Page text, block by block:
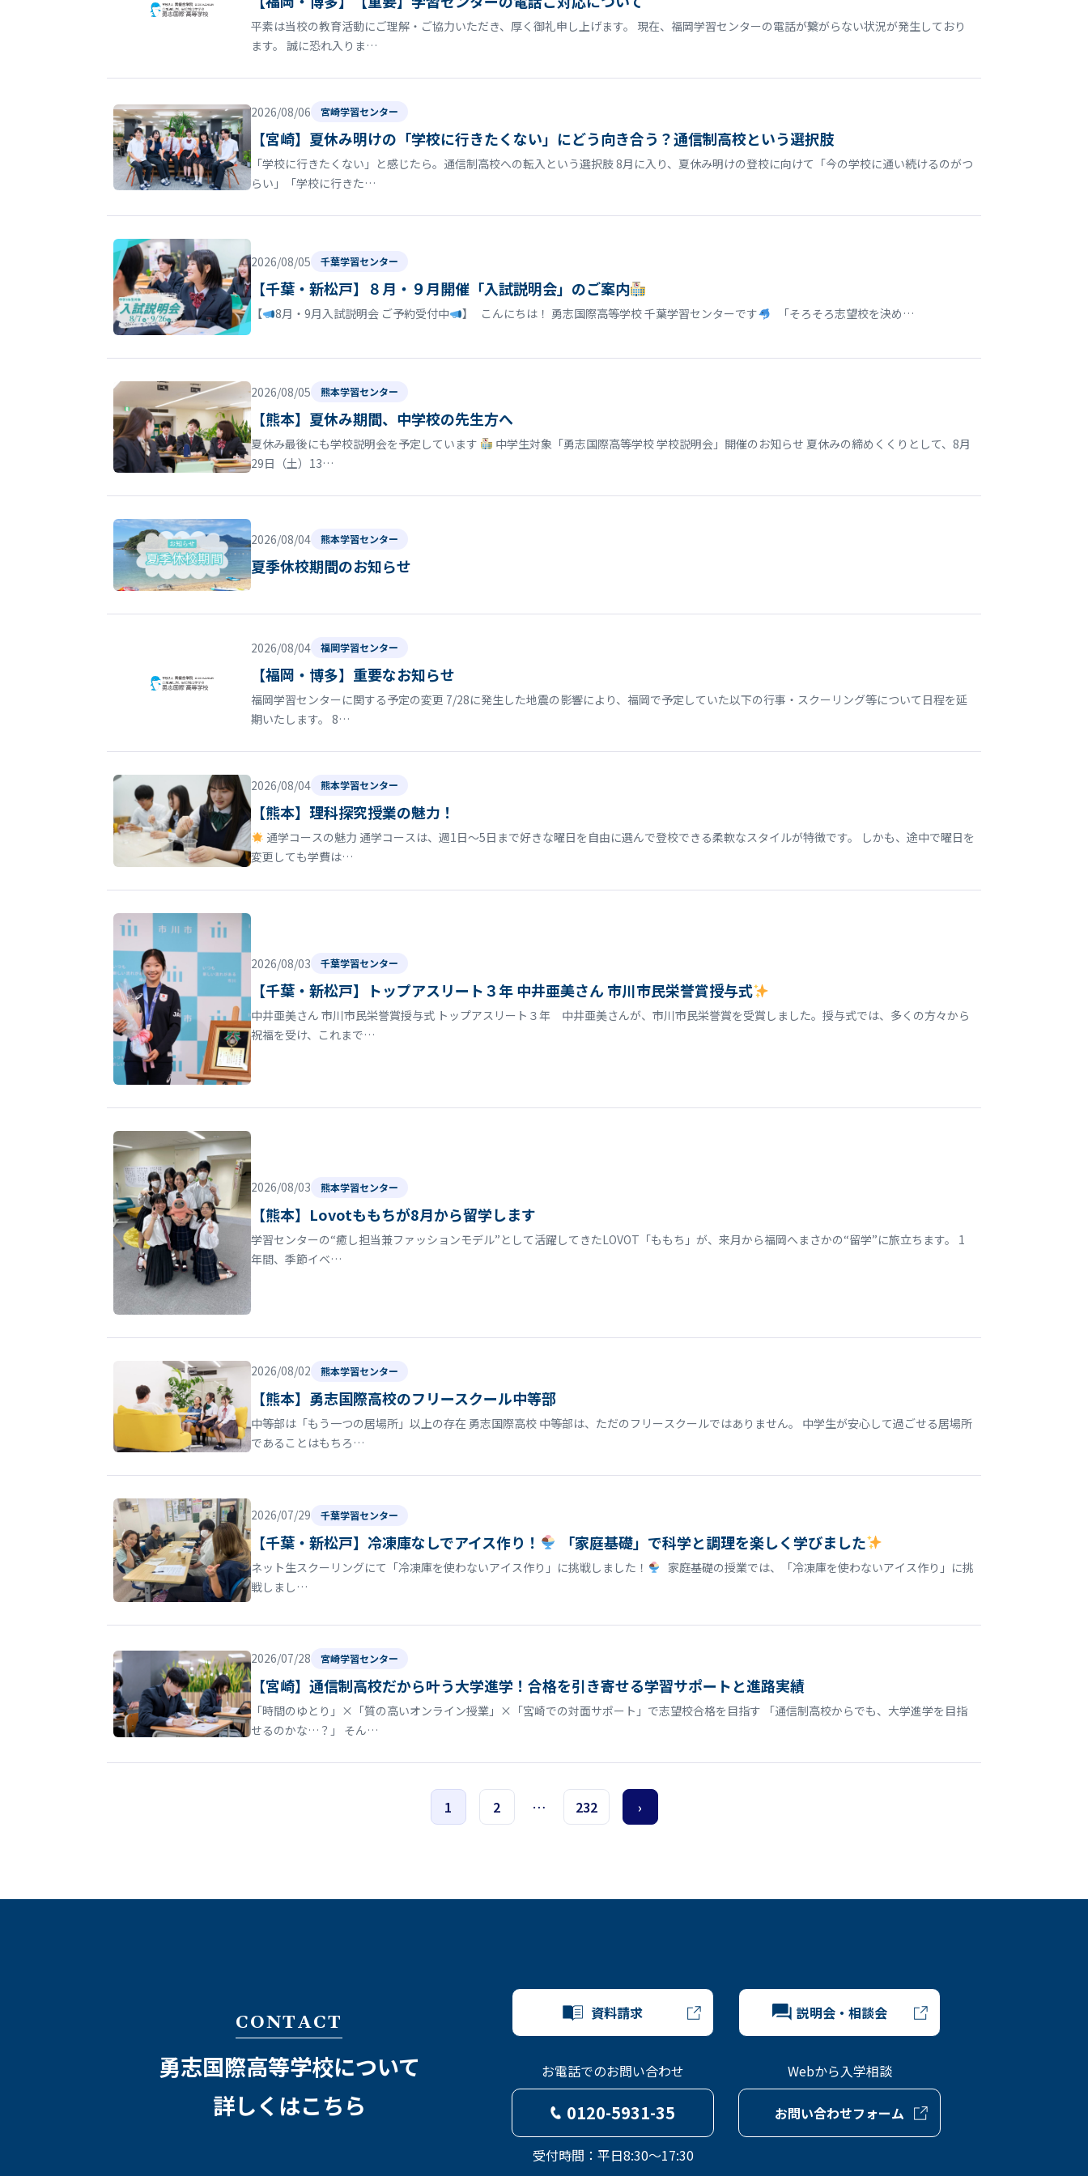
平素は当校の教育活動にご理解・ご協力いただき、厚く御礼申し上げます。 現在、福岡学習センターの電話が繋がらない状況が発生しており
ます。 誠に恐れ入りま…
2026/08/06 宮崎学習センター
【宮崎】夏休み明けの「学校に行きたくない」にどう向き合う？通信制高校という選択肢
「学校に行きたくない」と感じたら。通信制高校への転入という選択肢 8月に入り、夏休み明けの登校に向けて「今の学校に通い続けるのがつ
らい」「学校に行きた…
2026/08/05 千葉学習センター
【千葉・新松戸】８月・９月開催「入試説明会」のご案内
【 8月・9月入試説明会 ご予約受付中 】 こんにちは！ 勇志国際高等学校 千葉学習センターです 「そろそろ志望校を決め…
2026/08/05 熊本学習センター
【熊本】夏休み期間、中学校の先生方へ
夏休み最後にも学校説明会を予定しています
中学生対象「勇志国際高等学校 学校説明会」開催のお知らせ 夏休みの締めくくりとして、8月
29日（土）13…
2026/08/04 熊本学習センター
夏季休校期間のお知らせ
2026/08/04 福岡学習センター
【福岡・博多】重要なお知らせ
福岡学習センターに関する予定の変更 7/28に発生した地震の影響により、福岡で予定していた以下の行事・スクーリング等について日程を延
期いたします。 8…
2026/08/04 熊本学習センター
【熊本】理科探究授業の魅力！
通学コースの魅力 通学コースは、週1日〜5日まで好きな曜日を自由に選んで登校できる柔軟なスタイルが特徴です。 しかも、途中で曜日を
変更しても学費は…
2026/08/03 千葉学習センター
【千葉・新松戸】トップアスリート３年 中井亜美さん 市川市民栄誉賞授与式
中井亜美さん 市川市民栄誉賞授与式 トップアスリート３年 中井亜美さんが、市川市民栄誉賞を受賞しました。授与式では、多くの方々から
祝福を受け、これまで…
2026/08/03 熊本学習センター
【熊本】Lovotももちが8月から留学します
学習センターの“癒し担当兼ファッションモデル”として活躍してきたLOVOT「ももち」が、来月から福岡へまさかの“留学”に旅立ちます。 1
年間、季節イベ…
2026/08/02 熊本学習センター
【熊本】勇志国際高校のフリースクール中等部
中等部は「もう一つの居場所」以上の存在 勇志国際高校 中等部は、ただのフリースクールではありません。 中学生が安心して過ごせる居場所
であることはもちろ…
2026/07/29 千葉学習センター
【千葉・新松戸】冷凍庫なしでアイス作り！ 「家庭基礎」で科学と調理を楽しく学びました
ネット生スクーリングにて「冷凍庫を使わないアイス作り」に挑戦しました！
家庭基礎の授業では、「冷凍庫を使わないアイス作り」に挑
戦しまし…
2026/07/28 宮崎学習センター
【宮崎】通信制高校だから叶う大学進学！合格を引き寄せる学習サポートと進路実績
「時間のゆとり」×「質の高いオンライン授業」×「宮崎での対面サポート」で志望校合格を目指す 「通信制高校からでも、大学進学を目指
せるのかな…？」 そん…
1 2 … 232 ›
CONTACT
勇志国際高等学校について
詳しくはこちら
資料請求 説明会・相談会
お電話でのお問い合わせ
0120-5931-35
受付時間：平日8:30～17:30
Webから入学相談
お問い合わせフォーム